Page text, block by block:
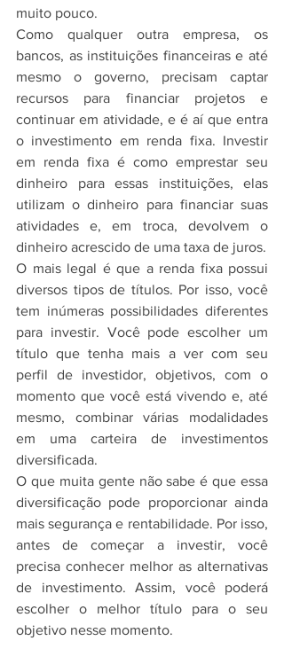
muito pouco.
Como qualquer outra empresa, os
bancos, as instituições financeiras e até
mesmo o governo, precisam captar
recursos para financiar projetos e
continuar em atividade, e é aí que entra
o investimento em renda fixa. Investir
em renda fixa é como emprestar seu
dinheiro para essas instituições, elas
utilizam o dinheiro para financiar suas
atividades e, em troca, devolvem o
dinheiro acrescido de uma taxa de juros.
O mais legal é que a renda fixa possui
diversos tipos de títulos. Por isso, você
tem inúmeras possibilidades diferentes
para investir. Você pode escolher um
título que tenha mais a ver com seu
perfil de investidor, objetivos, com o
momento que você está vivendo e, até
mesmo, combinar várias modalidades
em uma carteira de investimentos
diversificada.
O que muita gente não sabe é que essa
diversificação pode proporcionar ainda
mais segurança e rentabilidade. Por isso,
antes de começar a investir, você
precisa conhecer melhor as alternativas
de investimento. Assim, você poderá
escolher o melhor título para o seu
objetivo nesse momento.